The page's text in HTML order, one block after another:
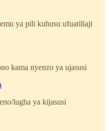
ya pili kuhusu ufuatiliaji
kama nyenzo ya ujasusi
lugha ya kijasusi